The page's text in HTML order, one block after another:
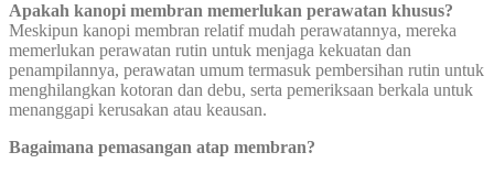
Apakah kanopi membran memerlukan perawatan khusus?
Meskipun kanopi membran relatif mudah perawatannya, mereka
memerlukan perawatan rutin untuk menjaga kekuatan dan
penampilannya, perawatan umum termasuk pembersihan rutin untuk
menghilangkan kotoran dan debu, serta pemeriksaan berkala untuk
menanggapi kerusakan atau keausan.
Bagaimana pemasangan atap membran?